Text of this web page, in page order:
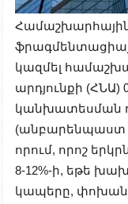
կազմել
արդյունքի
կանխատեսման
(անբարենպաստ
որում, որոշ
8-12%-ի, եթե
կապերը,